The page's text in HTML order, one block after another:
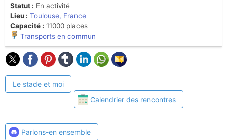
Statut : En activité
Lieu : Toulouse, France
Capacité : 11000 places
Transports en commun
Le stade et moi
Calendrier des rencontres
Parlons-en ensemble